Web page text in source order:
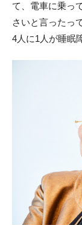
て、電車に乗っ
さいと言ったっ
4人に1人が睡眠